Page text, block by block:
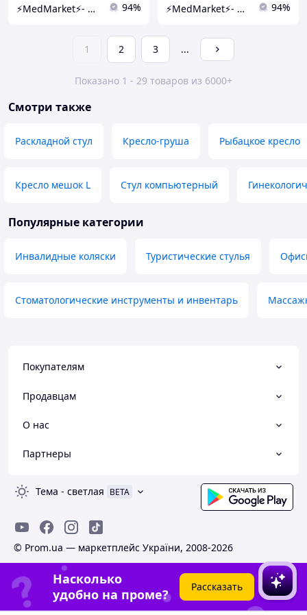
⚡️MedMarket⚡️- Оптовый магазин медицинских товаров 94% ⚡️MedMarket⚡️- Оптовый магазин медицинских товаров 94%
1 2 3 ...
Показано 1 - 29 товаров из 6000+
Смотри также
Раскладной стул Кресло-груша Рыбацкое кресло
Кресло мешок L Стул компьютерный
Популярные категории
Инвалидные коляски Туристические стулья
Стоматологические инструменты и инвентарь
Покупателям
Продавцам
О нас
Партнеры
Тема - светлая BETA
© Prom.ua — маркетплейс України, 2008-2026
Насколько
удобно на проме?
Рассказать